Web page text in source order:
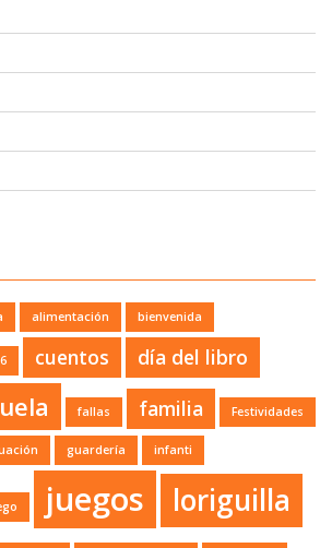
alimentación bienvenida
cuentos día del libro
fallas familia Festividades
guardería infanti
juegos loriguilla